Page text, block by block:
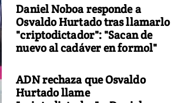
Daniel Noboa responde a
Osvaldo Hurtado tras llamarlo
"criptodictador": "Sacan de
nuevo al cadáver en formol"
ADN rechaza que Osvaldo
Hurtado llame